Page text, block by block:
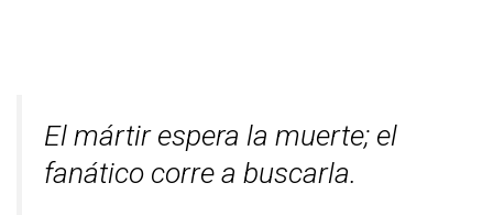
El mártir espera la muerte; el
fanático corre a buscarla.